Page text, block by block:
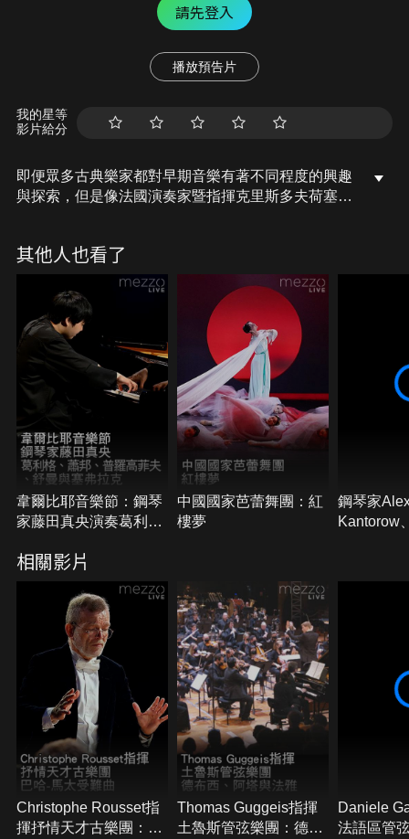
請先登入
播放預告片
我的星等
影片給分
即便眾多古典樂家都對早期音樂有著不同程度的興趣
與探索，但是像法國演奏家暨指揮克里斯多夫荷塞
演繹堪稱經典。1991年，荷塞成立專屬的合奏團抒情
天才古樂團(Les Talens Lyriques)，對巴洛克樂有更
精準的詮釋，他以令人振奮的指揮能力和優秀的對位
法技巧讓人耳目一新；同時，擁有自己的樂團之後，
荷塞得以更為自由地探索許多名氣較小的作曲家作
品。
其他人也看了
韋爾比耶音樂節：鋼琴
家藤田真央演奏葛利
夫、舒曼與塞弗拉克
中國國家芭蕾舞團：紅
樓夢
鋼琴家
Kantorow
Capucon
相關影片
Christophe Rousset指
揮抒情天才古樂團：巴
Thomas Guggeis指揮
土魯斯管弦樂團：德布
Daniele
法語區管